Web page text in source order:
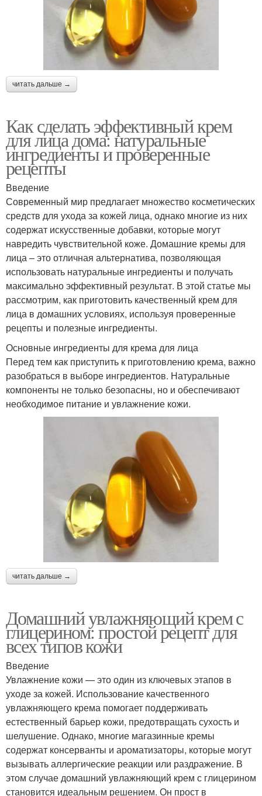
Крем с кокосовым
маслом
Крем с огурцом
Крем в зависимости
Сметанный крем Сливочно-сырный крем
Крем с маскарпоне
Крем для сухой кожи
Питательный крем
Крем без
Крем перед
использованием
Травяной крем
Крем против морщин
Глицериновый крем Крем против старения
Руки в домашних
Крем в домашних
условиях
Волшебный крем
Домашние рецепты
Крем с пчелиным
воском
Кожи в домашних
условиях
Глаз в домашних
условиях
читать дальше →
Как сделать эффективный крем
для лица дома: натуральные
ингредиенты и проверенные
рецепты
Введение
Современный мир предлагает множество косметических
средств для ухода за кожей лица, однако многие из них
содержат искусственные добавки, которые могут
навредить чувствительной коже. Домашние кремы для
лица – это отличная альтернатива, позволяющая
использовать натуральные ингредиенты и получать
максимально эффективный результат. В этой статье мы
рассмотрим, как приготовить качественный крем для
лица в домашних условиях, используя проверенные
рецепты и полезные ингредиенты.
Основные ингредиенты для крема для лица
Перед тем как приступить к приготовлению крема, важно
разобраться в выборе ингредиентов. Натуральные
компоненты не только безопасны, но и обеспечивают
необходимое питание и увлажнение кожи.
читать дальше →
Домашний увлажняющий крем с
глицерином: простой рецепт для
всех типов кожи
Введение
Увлажнение кожи — это один из ключевых этапов в
уходе за кожей. Использование качественного
увлажняющего крема помогает поддерживать
естественный барьер кожи, предотвращать сухость и
шелушение. Однако, многие магазинные кремы
содержат консерванты и ароматизаторы, которые могут
вызывать аллергические реакции или раздражение. В
этом случае домашний увлажняющий крем с глицерином
становится идеальным решением. Он прост в